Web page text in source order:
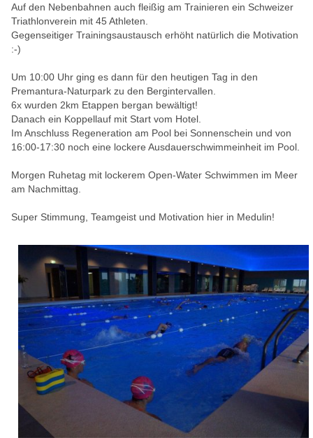
Auf den Nebenbahnen auch fleißig am Trainieren ein Schweizer
Triathlonverein mit 45 Athleten.
Gegenseitiger Trainingsaustausch erhöht natürlich die Motivation
:-)
Um 10:00 Uhr ging es dann für den heutigen Tag in den
Premantura-Naturpark zu den Bergintervallen.
6x wurden 2km Etappen bergan bewältigt!
Danach ein Koppellauf mit Start vom Hotel.
Im Anschluss Regeneration am Pool bei Sonnenschein und von
16:00-17:30 noch eine lockere Ausdauerschwimmeinheit im Pool.
Morgen Ruhetag mit lockerem Open-Water Schwimmen im Meer
am Nachmittag.
Super Stimmung, Teamgeist und Motivation hier in Medulin!